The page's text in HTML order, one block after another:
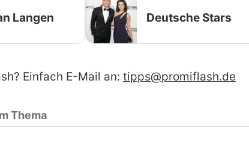
Langen Deutsche Stars
Einfach E-Mail an: tipps@promiflash.de
Thema